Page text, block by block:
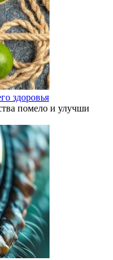
здоровья
помело и улучши